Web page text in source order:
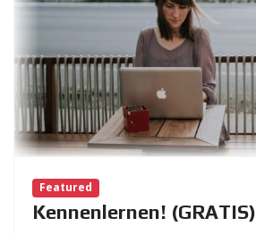
Featured
Kennenlernen! (GRATIS)